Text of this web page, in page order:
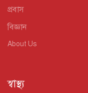
প্রবাস
বিজ্ঞান
About Us
স্বাস্থ্য